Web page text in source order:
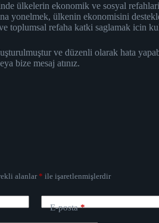
ülkelerin ekonomik ve sosyal
yonelmek, ülkenin ekonomisini
toplumsal refaha katki saglamak icin
ve düzenli olarak hata
bize mesaj atınız.
alanlar* ile işaretlenmişlerdir
E-posta*